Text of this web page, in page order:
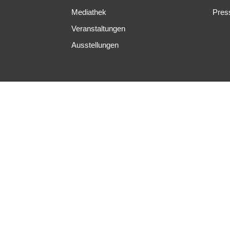
Mediathek
Veranstaltungen
Ausstellungen